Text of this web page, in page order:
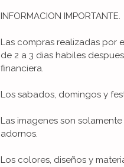
INFORMACION IMPORTANTE.
Las compras realizadas por
de 2 a 3 dias habiles
financiera.
Los sabados, domingos y
Las imagenes son
adornos.
Los colores, diseños y